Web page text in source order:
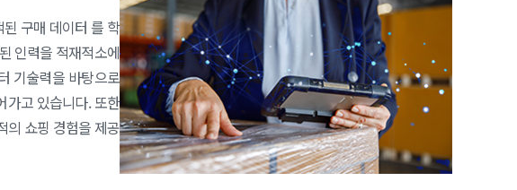
구매 데이터 를 학
인력을 적재적소에
기술력을 바탕으로
가고 있습니다. 또한
의 쇼핑 경험을 제공